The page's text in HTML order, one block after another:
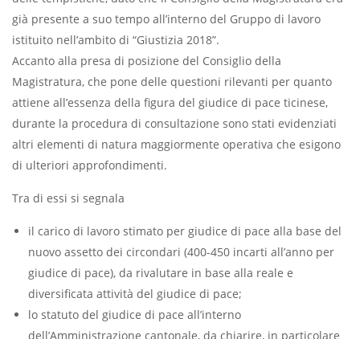
già presente a suo tempo all’interno del Gruppo di lavoro
istituito nell’ambito di “Giustizia 2018”.
Accanto alla presa di posizione del Consiglio della
Magistratura, che pone delle questioni rilevanti per quanto
attiene all’essenza della figura del giudice di pace ticinese,
durante la procedura di consultazione sono stati evidenziati
altri elementi di natura maggiormente operativa che esigono
di ulteriori approfondimenti.
Tra di essi si segnala
il carico di lavoro stimato per giudice di pace alla base del
nuovo assetto dei circondari (400-450 incarti all’anno per
giudice di pace), da rivalutare in base alla reale e
diversificata attività del giudice di pace;
lo statuto del giudice di pace all’interno
dell’Amministrazione cantonale, da chiarire, in particolare